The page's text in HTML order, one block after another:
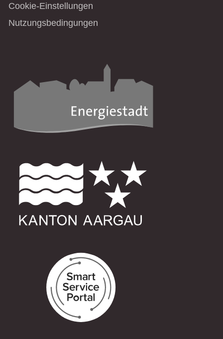
Cookie-Einstellungen
Nutzungsbedingungen